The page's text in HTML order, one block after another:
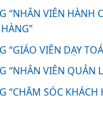
“NHÂN VIÊN HÀNH
“GIÁO VIÊN DẠY
“NHÂN VIÊN QUẢN
“CHĂM SÓC KHÁCH